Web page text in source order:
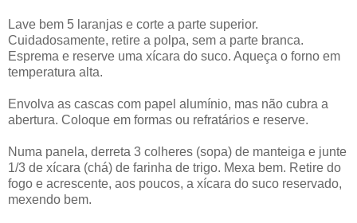
Lave bem 5 laranjas e corte a parte superior.
Cuidadosamente, retire a polpa, sem a parte branca.
Esprema e reserve uma xícara do suco. Aqueça o forno em
temperatura alta.
Envolva as cascas com papel alumínio, mas não cubra a
abertura. Coloque em formas ou refratários e reserve.
Numa panela, derreta 3 colheres (sopa) de manteiga e junte
1/3 de xícara (chá) de farinha de trigo. Mexa bem. Retire do
fogo e acrescente, aos poucos, a xícara do suco reservado,
mexendo bem.